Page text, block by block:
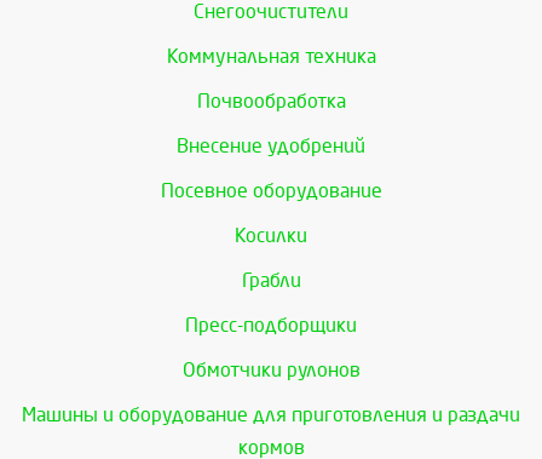
Снегоочистители
Коммунальная техника
Почвообработка
Внесение удобрений
Посевное оборудование
Косилки
Грабли
Пресс-подборщики
Обмотчики рулонов
Машины и оборудование для приготовления и раздачи
кормов